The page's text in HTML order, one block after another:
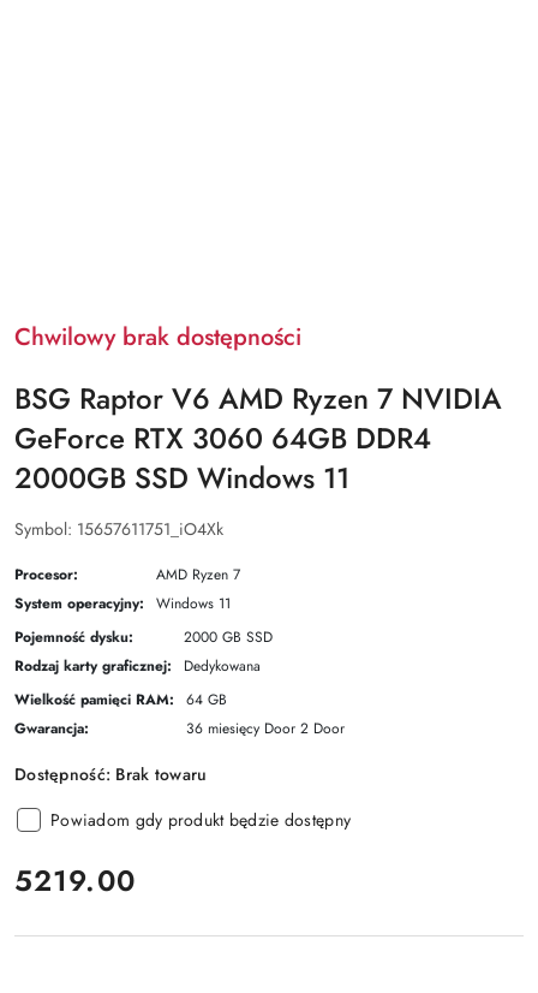
Chwilowy brak dostępności
BSG Raptor V6 AMD Ryzen 7 NVIDIA
GeForce RTX 3060 64GB DDR4
2000GB SSD Windows 11
Symbol: 15657611751_iO4Xk
Procesor:
AMD Ryzen 7
System operacyjny:
Windows 11
Pojemność dysku:
2000 GB SSD
Rodzaj karty graficznej:
Dedykowana
Wielkość pamięci RAM:
64 GB
Gwarancja:
36 miesięcy Door 2 Door
Dostępność: Brak towaru
Powiadom gdy produkt będzie dostępny
cena:
5219.00